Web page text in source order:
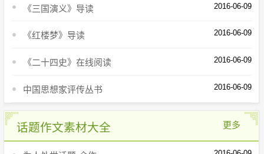
《三国演义》导读 2016-06-09
《红楼梦》导读 2016-06-09
《二十四史》在线阅读 2016-06-09
中国思想家评传丛书 2016-06-09
话题作文素材大全 更多